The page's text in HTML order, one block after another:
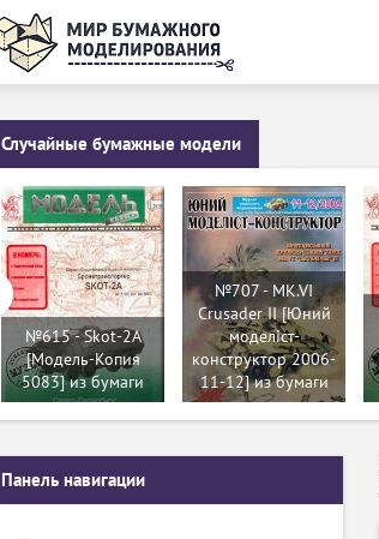
Случайные бумажные модели
№615 - Skot-2A
[Модель-Копия
5083] из бумаги
№707 - MK.VI
Crusader II [Юний
моделіст-
конструктор 2006-
11-12] из бумаги
Панель навигации